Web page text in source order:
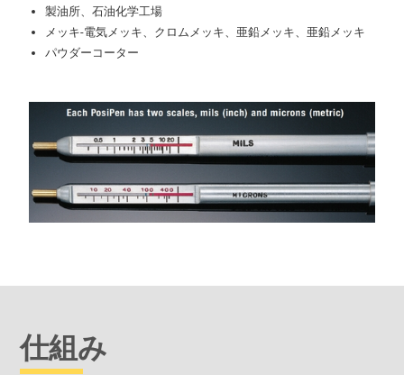
製油所、石油化学工場
メッキ-電気メッキ、クロムメッキ、亜鉛メッキ、亜鉛メッキ
パウダーコーター
仕組み